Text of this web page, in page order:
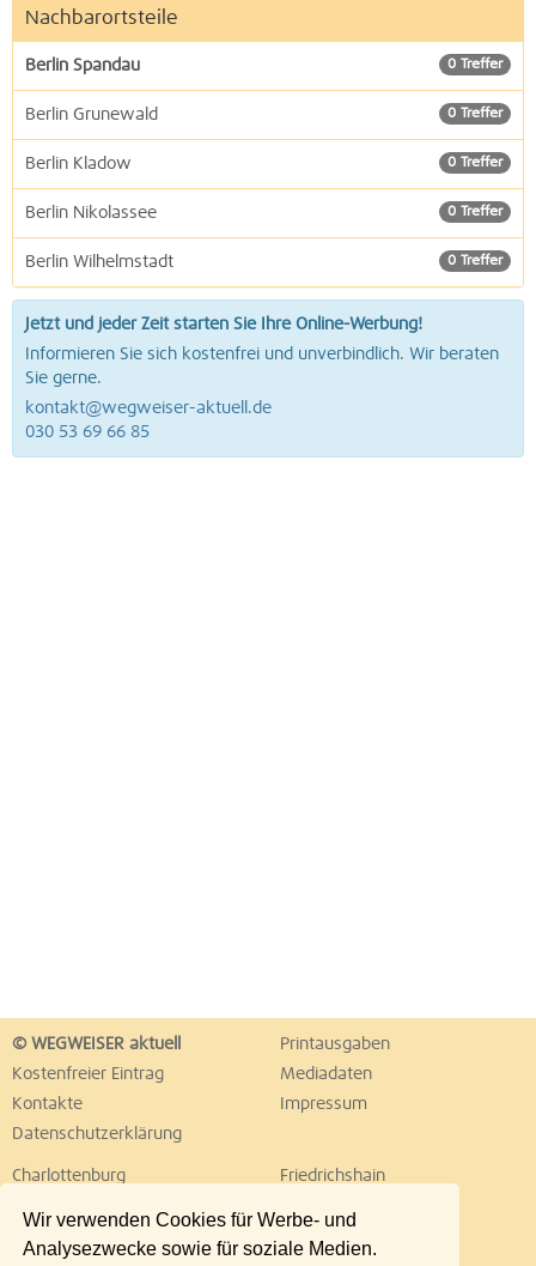
Wir verwenden Cookies für Werbe- und
Analysezwecke sowie für soziale Medien.
Nachbarortsteile
0 Treffer
Berlin Spandau
0 Treffer
Berlin Grunewald
0 Treffer
Berlin Kladow
0 Treffer
Berlin Nikolassee
0 Treffer
Berlin Wilhelmstadt
Jetzt und jeder Zeit starten Sie Ihre Online-Werbung!
Informieren Sie sich kostenfrei und unverbindlich. Wir beraten
Sie gerne.
kontakt@wegweiser-aktuell.de
030 53 69 66 85
© WEGWEISER aktuell
Printausgaben
Kostenfreier Eintrag
Mediadaten
Kontakte
Impressum
Datenschutzerklärung
Charlottenburg
Friedrichshain